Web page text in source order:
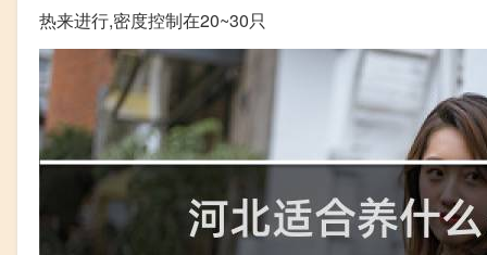
热来进行,密度控制在20~30只